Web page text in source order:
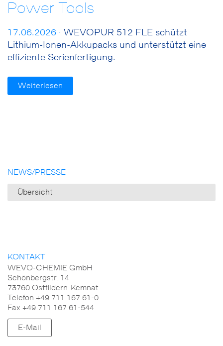
Power Tools
17.06.2026 · WEVOPUR 512 FLE schützt
Lithium-Ionen-Akkupacks und unterstützt eine
effiziente Serienfertigung.
Weiterlesen
NEWS/PRESSE
Übersicht
KONTAKT
WEVO-CHEMIE GmbH
Schönbergstr. 14
73760 Ostfildern-Kemnat
Telefon +49 711 167 61-0
Fax +49 711 167 61-544
E-Mail